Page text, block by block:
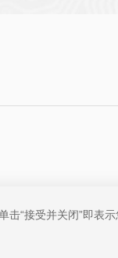
“接受并关闭”即表